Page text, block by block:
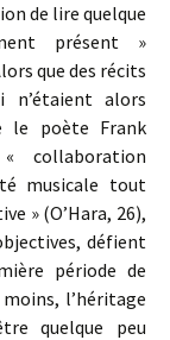
de lire quelque
présent »
que des récits
n’étaient alors
le poète Frank
collaboration
musicale tout
» (O’Hara, 26),
défient
période de
l’héritage
quelque peu